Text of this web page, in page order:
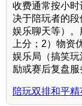
收费通常按小
决于陪玩者的段
娱乐聊天等）
上分；2）物资
娱乐局（搞笑
励或赛后复盘服
陪玩双排和平精